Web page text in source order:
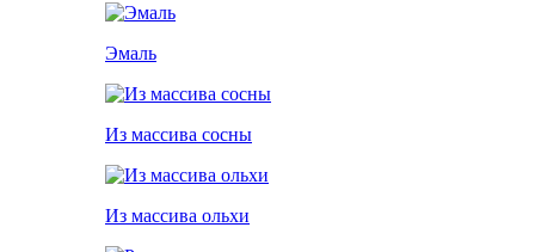
Эмаль
Из массива сосны
Из массива ольхи